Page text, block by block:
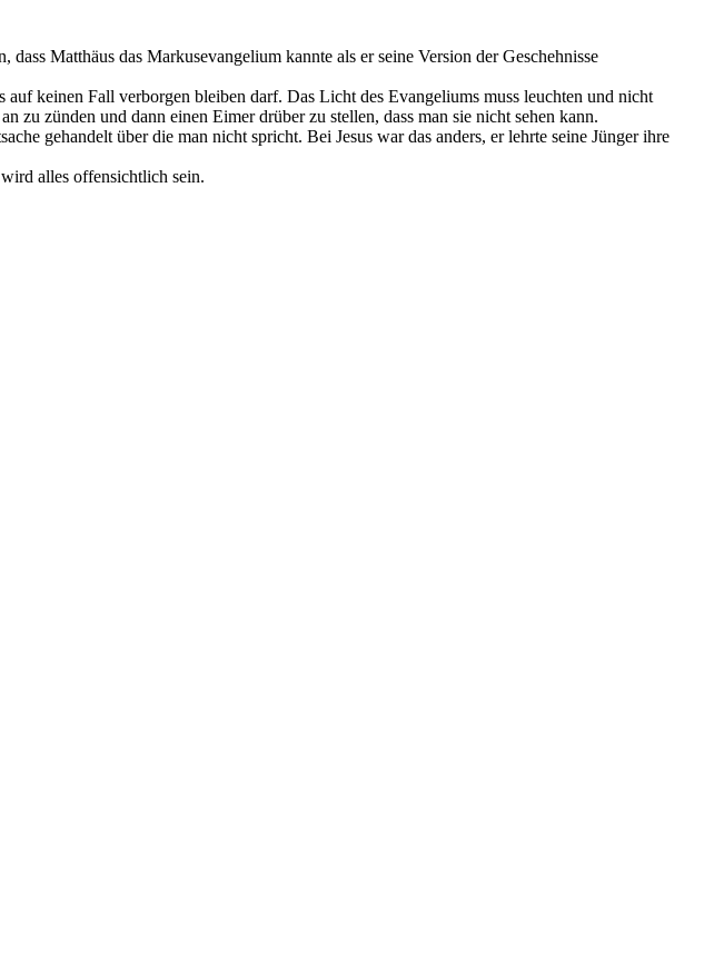
Matthäus das Markusevangelium kannte als er seine Version der Geschehnisse
keinen Fall verborgen bleiben darf. Das Licht des Evangeliums muss leuchten und nicht
zu zünden und dann einen Eimer drüber zu stellen, dass man sie nicht sehen kann.
gehandelt über die man nicht spricht. Bei Jesus war das anders, er lehrte seine Jünger ihre
alles offensichtlich sein.